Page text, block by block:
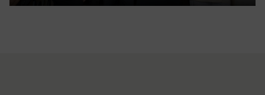
Play Mute Settings
PIP
Enter